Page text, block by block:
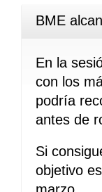
BME
En la
con los
podría
antes de
Si
objetivo